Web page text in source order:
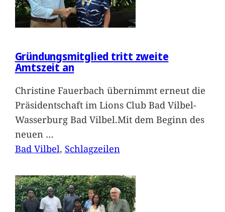
Gründungsmitglied tritt zweite
Amtszeit an
Christine Fauerbach übernimmt erneut die
Präsidentschaft im Lions Club Bad Vilbel-
Wasserburg Bad Vilbel.Mit dem Beginn des
neuen …
Bad Vilbel, Schlagzeilen